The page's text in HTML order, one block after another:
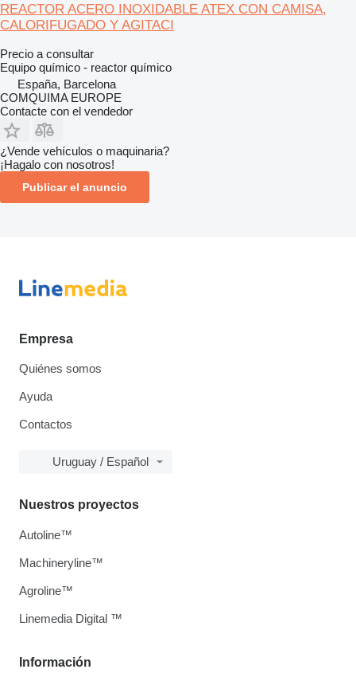
REACTOR ACERO INOXIDABLE ATEX CON CAMISA,
CALORIFUGADO Y AGITACI
Precio a consultar
Equipo químico - reactor químico
España, Barcelona
COMQUIMA EUROPE
Contacte con el vendedor
¿Vende vehículos o maquinaria?
¡Hagalo con nosotros!
Publicar el anuncio
Empresa
Quiénes somos
Ayuda
Contactos
Uruguay / Español
Información
Nuestros proyectos
Autoline™
Machineryline™
Agroline™
Linemedia Digital ™